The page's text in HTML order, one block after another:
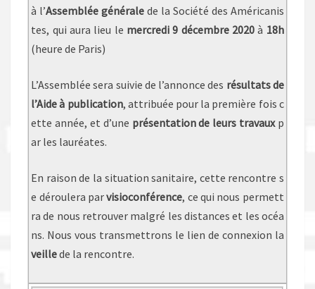
à l’Assemblée générale de la Société des Américanis
tes, qui aura lieu le mercredi 9 décembre 2020à 18h
(heure de Paris)
L’Assemblée sera suivie de l’annonce des résultats de
l’Aide à publication, attribuée pour la première fois c
ette année, et d’une présentation de leurs travaux p
ar les lauréates.
En raison de la situation sanitaire, cette rencontre s
e déroulera parvisioconférence, ce qui nous permett
ra de nous retrouver malgré les distances et les océa
ns. Nous vous transmettrons le lien de connexion la
veillede la rencontre.